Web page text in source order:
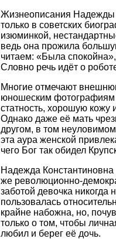
Жизнеописания Надежды
только в советских
изюминкой,
ведь она прожила
читаем: «Была
Словно речь идёт о
Многие отмечают
юношеским фотографиям
статность, хорошую кожу
Однако даже её мать
другом, в том
эта аура женской
чего Бог так обидел
Надежда Константиновна
же революционно-
заботой девочка
пользовалась
крайне набожна, но,
только о том, чтобы
любил и берег её дочь.